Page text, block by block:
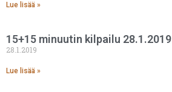
Lue lisää »
15+15 minuutin kilpailu 28.1.2019
28.1.2019
Lue lisää »